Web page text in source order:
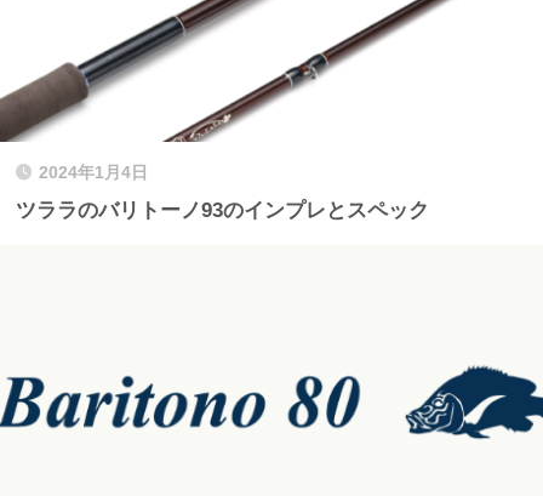
2024年1月4日
ツララのバリトーノ93のインプレとスペック